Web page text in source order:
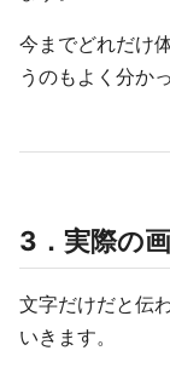
今までどれだけ
うのもよく分か
3．実際の
文字だけだと伝
いきます。